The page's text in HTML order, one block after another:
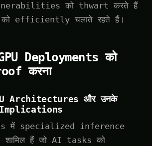
को thwart करते हैं
efficiently चलाते रहते हैं।
Deployments को
करना
Architectures और उनके
Implications
में specialized inference
हैं जो AI tasks को